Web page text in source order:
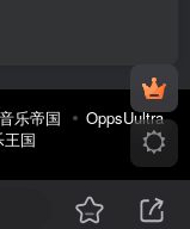
乐帝国
OppsUultra
国